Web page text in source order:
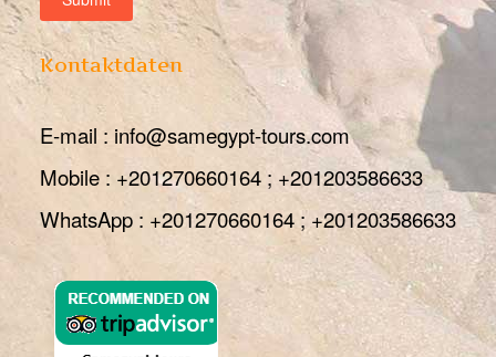
Kontaktdaten
E-mail : info@samegypt-tours.com
Mobile : +201270660164 ; +201203586633
WhatsApp : +201270660164 ; +201203586633